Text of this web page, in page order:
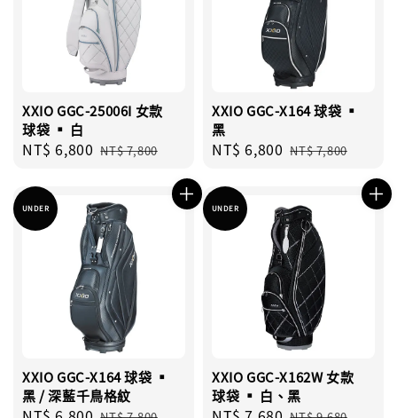
XXIO GGC-25006I 女款
球袋 ▪︎ 白
Sale
NT$ 6,800 Regular
NT$ 7,800
XXIO GGC-X164 球袋 ▪︎
黑
Sale
NT$ 6,800 Regular
NT$ 7,800
UNDER
XXIO GGC-X164 球袋 ▪︎
黑 / 深藍千鳥格紋
UNDER
XXIO GGC-X162W 女款
球袋 ▪︎ 白、黑